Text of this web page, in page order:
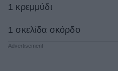
1 κρεμμύδι
1 σκελίδα σκόρδο